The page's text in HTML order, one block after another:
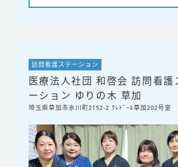
訪問看護ステーション
医療法人社団 和啓会 訪問看護
ーション ゆりの木 草加
埼玉県草加市氷川町2152-2 ｸﾚﾄﾞｰﾙ草加202号室